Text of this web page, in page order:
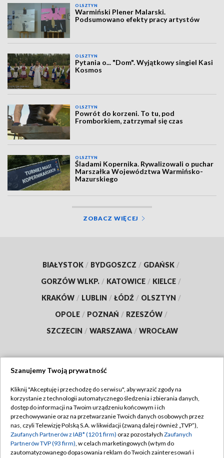
OLSZTYN
Warmiński Plener Malarski.
Podsumowano efekty pracy artystów
OLSZTYN
Pytania o... "Dom". Wyjątkowy singiel Kasi
Kosmos
OLSZTYN
Powrót do korzeni. To tu, pod
Fromborkiem, zatrzymał się czas
OLSZTYN
Śladami Kopernika. Rywalizowali o puchar
Marszałka Województwa Warmińsko-
Mazurskiego
ZOBACZ WIĘCEJ
BIAŁYSTOK / BYDGOSZCZ / GDAŃSK /
GORZÓW WLKP. / KATOWICE / KIELCE /
KRAKÓW / LUBLIN / ŁÓDŹ / OLSZTYN /
OPOLE / POZNAŃ / RZESZÓW /
SZCZECIN / WARSZAWA / WROCŁAW
TVP
Abonament TVP
Emisja w TVP
Centrum informacji TVP
Regulamin TVP
Polityka prywatności
Moje zgody
Szanujemy Twoją prywatność
Kliknij "Akceptuję i przechodzę do serwisu", aby wyrazić zgody na
korzystanie z technologii automatycznego śledzenia i zbierania danych,
dostęp do informacji na Twoim urządzeniu końcowym i ich
przechowywanie oraz na przetwarzanie Twoich danych osobowych przez
nas, czyli Telewizję Polską S.A. w likwidacji (zwaną dalej również „TVP”),
Zaufanych Partnerów z IAB* (1201 firm) oraz pozostałych Zaufanych
Partnerów TVP (93 firm), w celach marketingowych (w tym do
zautomatyzowanego dopasowania reklam do Twoich zainteresowań i